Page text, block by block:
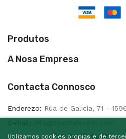
Produtos
A Nosa Empresa
Utilizamos cookies propias e de
Contacta Connosco
Enderezo: Rúa de Galicia, 71 -